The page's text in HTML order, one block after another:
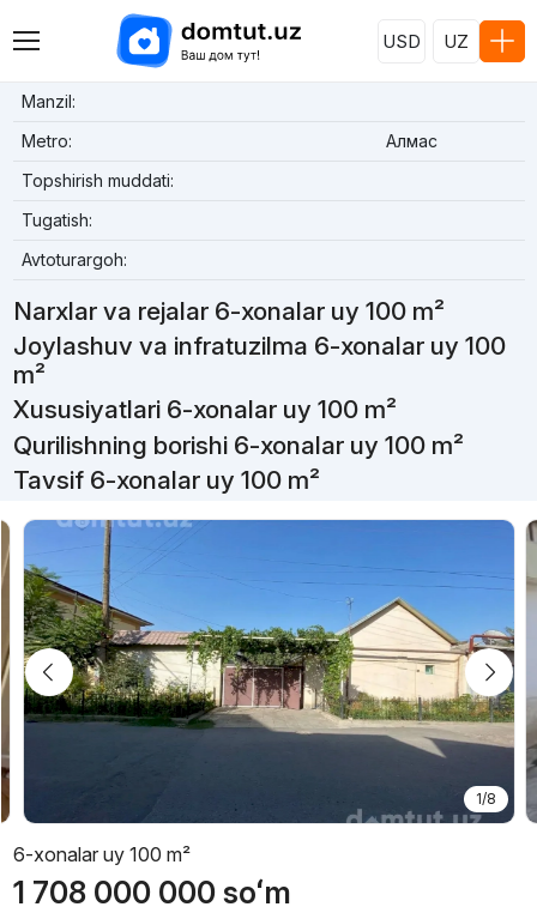
USD UZ
Manzil:
Metro:
Алмас
Topshirish muddati:
Tugatish:
Avtoturargoh:
Narxlar va rejalar 6-xonalar uy 100 m²
Joylashuv va infratuzilma 6-xonalar uy 100
m²
Xususiyatlari 6-xonalar uy 100 m²
Qurilishning borishi 6-xonalar uy 100 m²
Tavsif 6-xonalar uy 100 m²
1/8
6-xonalar uy 100 m²
1 708 000 000 soʻm